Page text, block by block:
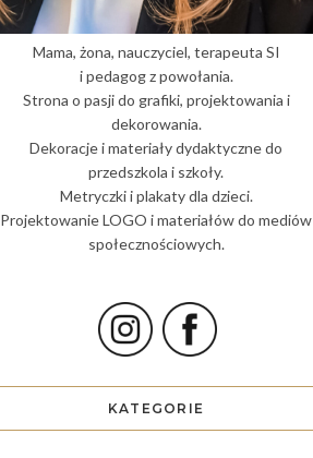
Mama, żona, nauczyciel, terapeuta SI
i pedagog z powołania.
Strona o pasji do grafiki, projektowania i
dekorowania.
Dekoracje i materiały dydaktyczne do
przedszkola i szkoły.
Metryczki i plakaty dla dzieci.
Projektowanie LOGO i materiałów do mediów
społecznościowych.
KATEGORIE